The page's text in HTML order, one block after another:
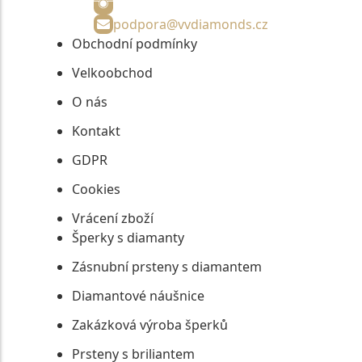
podpora@vvdiamonds.cz
Obchodní podmínky
Velkoobchod
O nás
Kontakt
GDPR
Cookies
Vrácení zboží
Šperky s diamanty
Zásnubní prsteny s diamantem
Diamantové náušnice
Zakázková výroba šperků
Prsteny s briliantem